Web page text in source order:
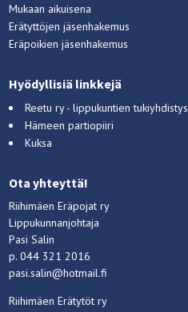
Mukaan aikuisena
Erätyttöjen jäsenhakemus
Eräpoikien jäsenhakemus
Hyödyllisiä linkkejä
Reetu ry - lippukuntien tukiyhdistys
Hämeen partiopiiri
Kuksa
Ota yhteyttä!
Riihimäen Eräpojat ry
Lippukunnanjohtaja
Pasi Salin
p. 044 321 2016
pasi.salin@hotmail.fi
Riihimäen Erätytöt ry